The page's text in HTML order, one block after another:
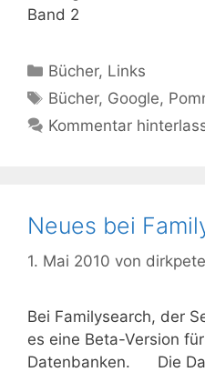
Band 2
Kategorien
Bücher, Links
Schlagwörter
Bücher, Google,
Kommentar
Neues bei
1. Mai 2010 von
Bei Familysearch, der
es eine Beta-Version
Datenbanken. Die